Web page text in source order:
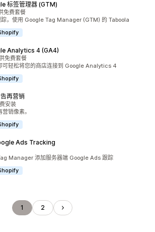
标签管理器 (GTM)
星）
免费套餐
，使用 Google Tag Manager (GTM) 的 Taboola
Analytics 4 (GA4)
）
免费套餐
可轻松将您的商店连接到 Google Analytics 4
再营销
星）
安装
销像素。
Ads Tracking
）
Manager 添加服务器端 Google Ads 跟踪
1 2